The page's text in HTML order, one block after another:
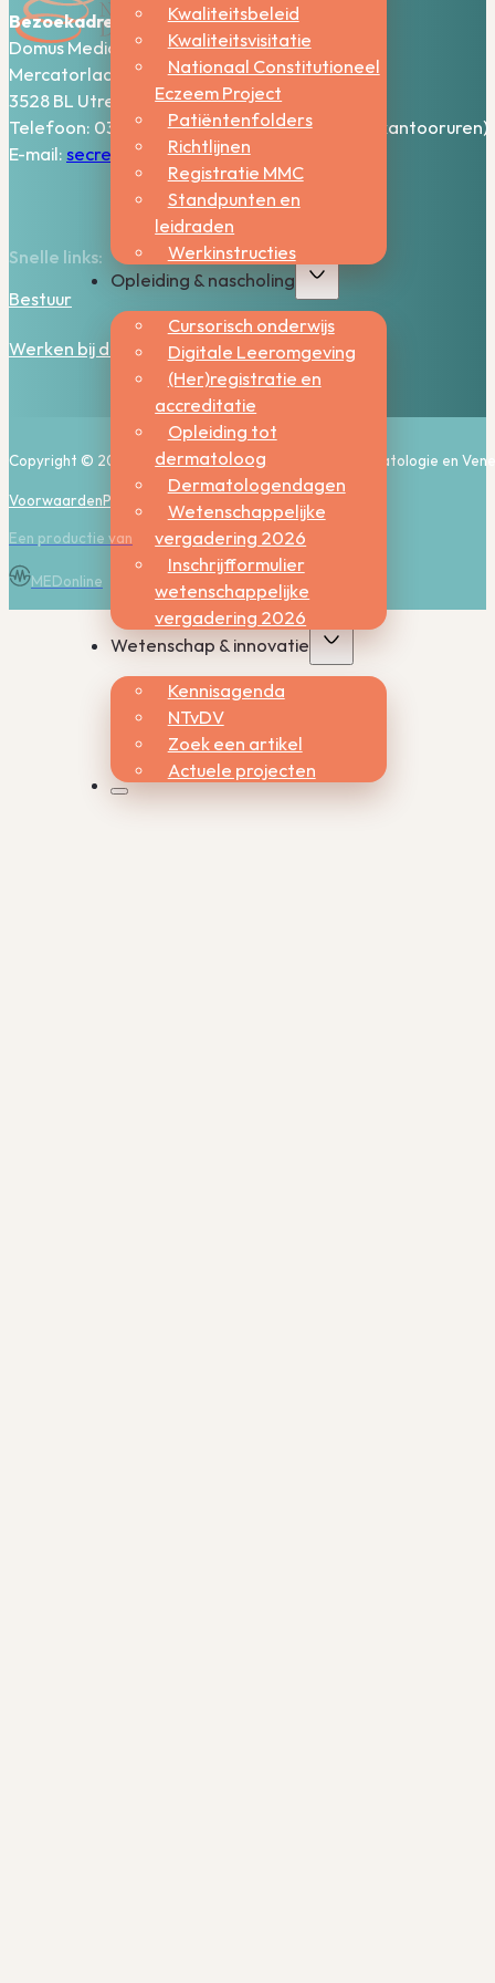
Kwaliteitsbeleid
Kwaliteitsvisitatie
Nationaal Constitutioneel
Eczeem Project
Patiëntenfolders
Richtlijnen
Registratie MMC
Standpunten en
leidraden
Werkinstructies
Opleiding & nascholing
Cursorisch onderwijs
Digitale Leeromgeving
(Her)registratie en
accreditatie
Opleiding tot
dermatoloog
Dermatologendagen
Wetenschappelijke
vergadering 2026
Inschrijfformulier
wetenschappelijke
vergadering 2026
Wetenschap & innovatie
Kennisagenda
NTvDV
Zoek een artikel
Actuele projecten
Bezoekadres:
Domus Medica – 5e verdieping
Mercatorlaan 1200
3528 BL Utrecht
Telefoon: 030-2006800 (bereikbaar tijdens kantooruren)
E-mail: secretariaat@nvdv.nl
Snelle links:
Bestuur
Werken bij de NVDV
Copyright © 2026, Nederlandse Vereniging voor Dermatologie en
VoorwaardenPrivacy
Een productie van
MEDonline